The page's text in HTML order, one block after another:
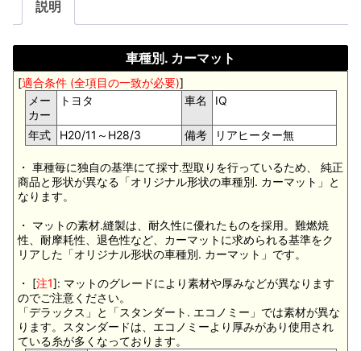
説明
車種別. カーマット
[適合条件 (全項目の一致が必要)]
メー
カー
トヨタ 車名 IQ
年式 H20/11～H28/3 備考 リアヒーター無
・ 車種毎に独自の基準にて採寸.型取りを行っているため、 純正
商品と形状が異なる「オリジナル形状の車種別. カーマット」と
なります。
・ マットの素材.縫製は、耐久性に優れたものを採用。難燃焼
性、耐摩耗性、退色性など、カーマットに求められる基準をク
リアした「オリジナル形状の車種別. カーマット」です。
・ [注1]: マットのグレードにより素材や厚みなどが異なります
のでご注意ください。
「デラックス」と「スタンダート. エコノミー」では素材が異な
ります。スタンダードは、エコノミーより厚みがあり使用され
ている糸が多くなっております。